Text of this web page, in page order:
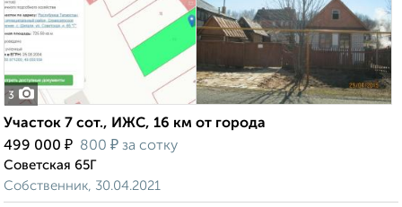
3
Участок 7 сот., ИЖС, 16 км от города
499 000 ₽ 800 ₽ за сотку
Советская 65Г
Собственник, 30.04.2021